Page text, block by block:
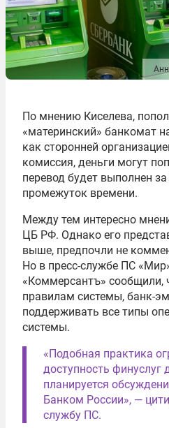
По мнению Киселева,
«материнский» банкомат
как сторонней
комиссия, деньги могут
перевод будет выполнен
промежуток времени.
Между тем интересно
ЦБ РФ. Однако его
выше, предпочли не
Но в пресс-службе ПС
«Коммерсантъ» сообщили,
правилам системы, банк-
поддерживать все типы
системы.
«Подобная практика
доступность финуслуг
планируется
Банком России», —
службу ПС.